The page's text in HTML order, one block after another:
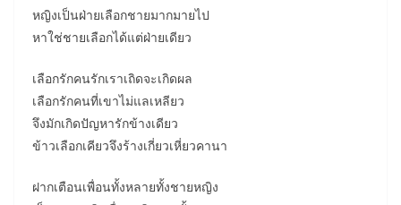
หญิงเป็นฝ่ายเลือกชายมากมายไป
หาใช่ชายเลือกได้แต่ฝ่ายเดียว
เลือกรักคนรักเราเถิดจะเกิดผล
เลือกรักคนที่เขาไม่แลเหลียว
จึงมักเกิดปัญหารักข้างเดียว
ข้าวเลือกเคียวจึงร้างเกี่ยวเหี่ยวคานา
ฝากเตือนเพื่อนทั้งหลายทั้งชายหญิง